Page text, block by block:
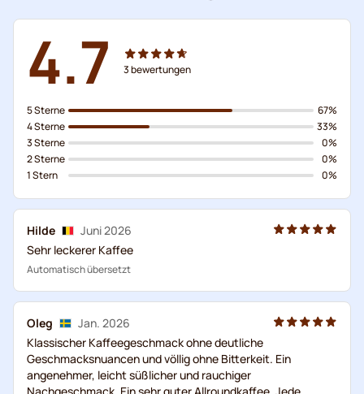
4.7 3bewertungen
5 Sterne
4 Sterne
3 Sterne
2 Sterne
1 Stern
67%
33%
0%
0%
0%
Hilde
Juni 2026
Sehr leckerer Kaffee
Automatisch übersetzt
Oleg
Jan. 2026
Klassischer Kaffeegeschmack ohne deutliche
Geschmacksnuancen und völlig ohne Bitterkeit. Ein
angenehmer, leicht süßlicher und rauchiger